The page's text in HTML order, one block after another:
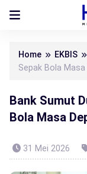
Home EKBIS
Sepak Bola
Bank Sumut
Bola Masa
31 Mei 2026